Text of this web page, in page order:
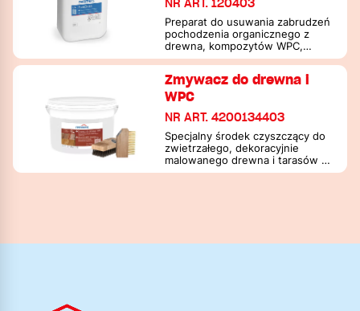
NR ART. 120403
Preparat do usuwania zabrudzeń
pochodzenia organicznego z
drewna, kompozytów WPC,
powierzchni kamiennych, cegieł
Zmywacz do drewna i
WPC
NR ART. 4200134403
Specjalny środek czyszczący do
zwietrzałego, dekoracyjnie
malowanego drewna i tarasów z
WPC na zewnątrz budynków